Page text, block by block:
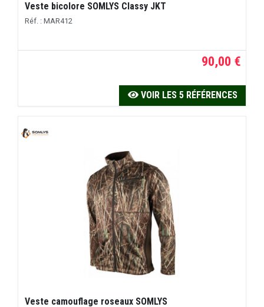
Veste bicolore SOMLYS Classy JKT
Réf. : MAR412
90,00 €
VOIR LES 5 RÉFÉRENCES
Veste camouflage roseaux SOMLYS